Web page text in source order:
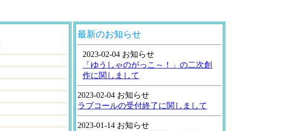
最新のお知らせ
2023-02-04 お知らせ
「ゆうしゃのがっこ～！」の二次創
作に関しまして
2023-02-04 お知らせ
ラブコールの受付終了に関しまして
2023-01-14 お知らせ